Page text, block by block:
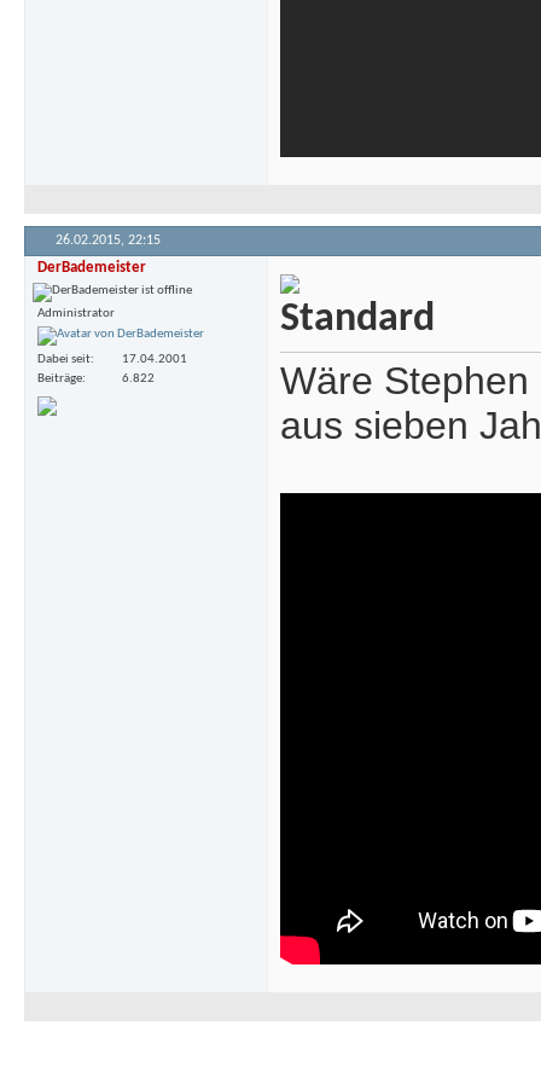
26.02.2015, 22:15
DerBademeister
Administrator
Dabei seit
17.04.2001
Beiträge
6.822
Wäre
aus sieben